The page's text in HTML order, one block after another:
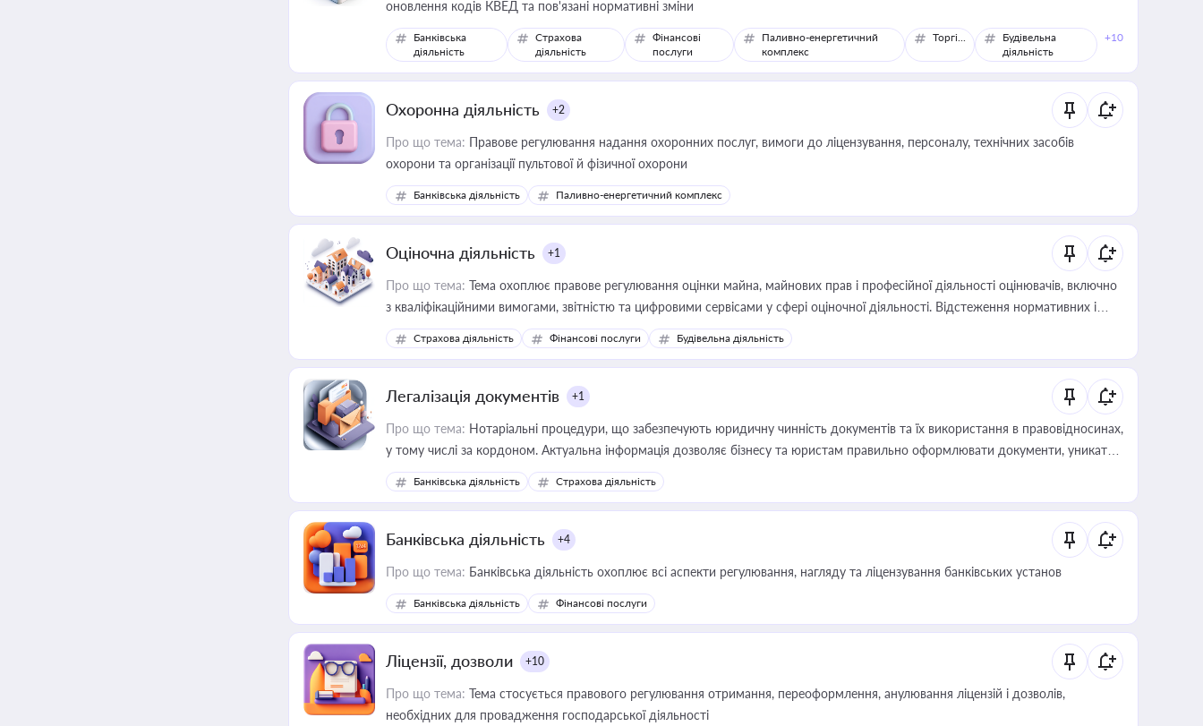
оновлення кодів КВЕД та пов'язані нормативні зміни
Банківська
діяльність
Страхова
діяльність
Фінансові
послуги
Паливно-енергетичний
комплекс
Торгівля
Будівельна
діяльність
+10
Охоронна діяльність +2
Про що тема: Правове регулювання надання охоронних послуг, вимоги до ліцензування, персоналу, технічних засобів
охорони та організації пультової й фізичної охорони
Банківська діяльність Паливно-енергетичний комплекс
Оціночна діяльність +1
Про що тема: Тема охоплює правове регулювання оцінки майна, майнових прав і професійної діяльності оцінювачів, включно
з кваліфікаційними вимогами, звітністю та цифровими сервісами у сфері оціночної діяльності. Відстеження нормативних і
медійних змін у цій сфері корисне для власника бізнесу, керівника, юриста або бухгалтера під час оподаткування,
приватизації, оренди державного майна, корпоративних угод і перевірки статусу суб'єктів оціночної діяльності
Страхова діяльність Фінансові послуги Будівельна діяльність
Легалізація документів +1
Про що тема: Нотаріальні процедури, що забезпечують юридичну чинність документів та їх використання в правовідносинах,
у тому числі за кордоном. Актуальна інформація дозволяє бізнесу та юристам правильно оформлювати документи, уникати
ризиків недійсності та забезпечувати їх належне прийняття органами влади та контрагентами
Банківська діяльність Страхова діяльність
Банківська діяльність +4
Про що тема: Банківська діяльність охоплює всі аспекти регулювання, нагляду та ліцензування банківських установ
Банківська діяльність Фінансові послуги
Ліцензії, дозволи +10
Про що тема: Тема стосується правового регулювання отримання, переоформлення, анулювання ліцензій і дозволів,
необхідних для провадження господарської діяльності